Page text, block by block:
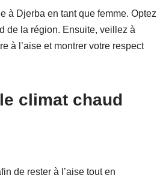
à Djerba en tant que femme. Optez
de la région. Ensuite, veillez à
à l’aise et montrer votre respect
climat chaud
de rester à l’aise tout en